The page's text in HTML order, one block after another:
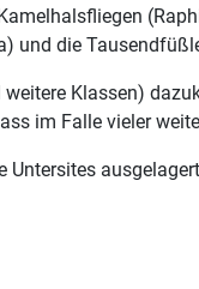
und die
Klassen)
im Falle vieler